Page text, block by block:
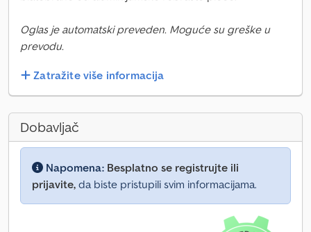
Oglas je automatski preveden. Moguće su greške u
prevodu.
Zatražite više informacija
Dobavljač
Napomena: Besplatno se registrujte ili
prijavite, da biste pristupili svim informacijama.